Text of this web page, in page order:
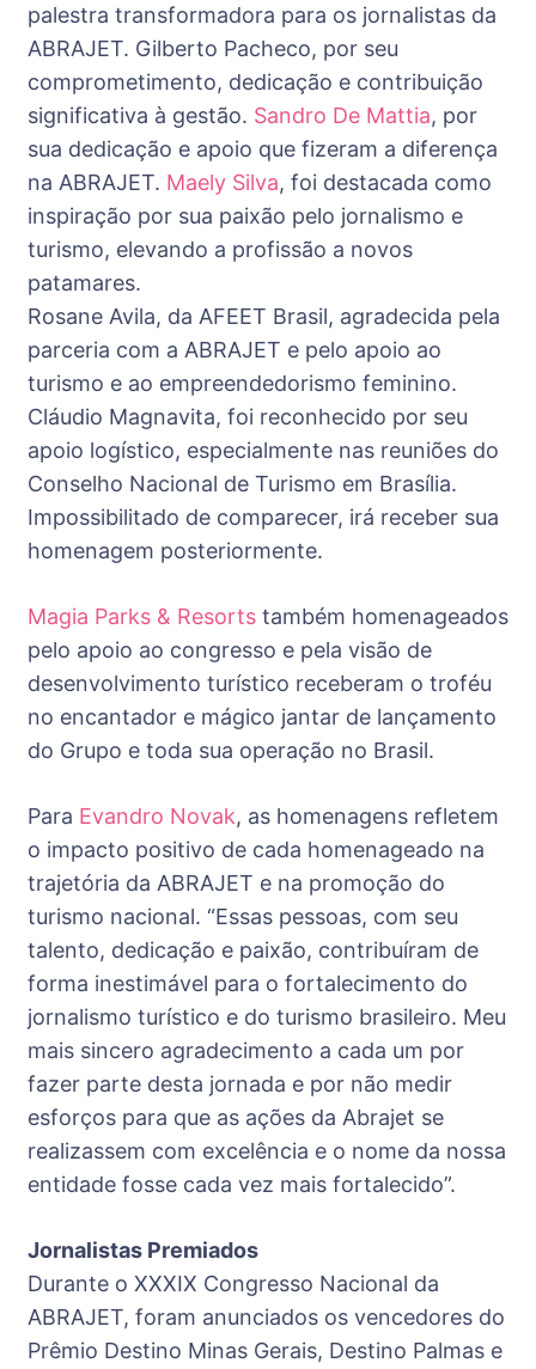
palestra transformadora para os jornalistas da
ABRAJET. Gilberto Pacheco, por seu
comprometimento, dedicação e contribuição
significativa à gestão. Sandro De Mattia, por
sua dedicação e apoio que fizeram a diferença
na ABRAJET. Maely Silva, foi destacada como
inspiração por sua paixão pelo jornalismo e
turismo, elevando a profissão a novos
patamares.
Rosane Avila, da AFEET Brasil, agradecida pela
parceria com a ABRAJET e pelo apoio ao
turismo e ao empreendedorismo feminino.
Cláudio Magnavita, foi reconhecido por seu
apoio logístico, especialmente nas reuniões do
Conselho Nacional de Turismo em Brasília.
Impossibilitado de comparecer, irá receber sua
homenagem posteriormente.
Magia Parks & Resorts também homenageados
pelo apoio ao congresso e pela visão de
desenvolvimento turístico receberam o troféu
no encantador e mágico jantar de lançamento
do Grupo e toda sua operação no Brasil.
Para Evandro Novak, as homenagens refletem
o impacto positivo de cada homenageado na
trajetória da ABRAJET e na promoção do
turismo nacional. “Essas pessoas, com seu
talento, dedicação e paixão, contribuíram de
forma inestimável para o fortalecimento do
jornalismo turístico e do turismo brasileiro. Meu
mais sincero agradecimento a cada um por
fazer parte desta jornada e por não medir
esforços para que as ações da Abrajet se
realizassem com excelência e o nome da nossa
entidade fosse cada vez mais fortalecido”.
Jornalistas Premiados
Durante o XXXIX Congresso Nacional da
ABRAJET, foram anunciados os vencedores do
Prêmio Destino Minas Gerais, Destino Palmas e